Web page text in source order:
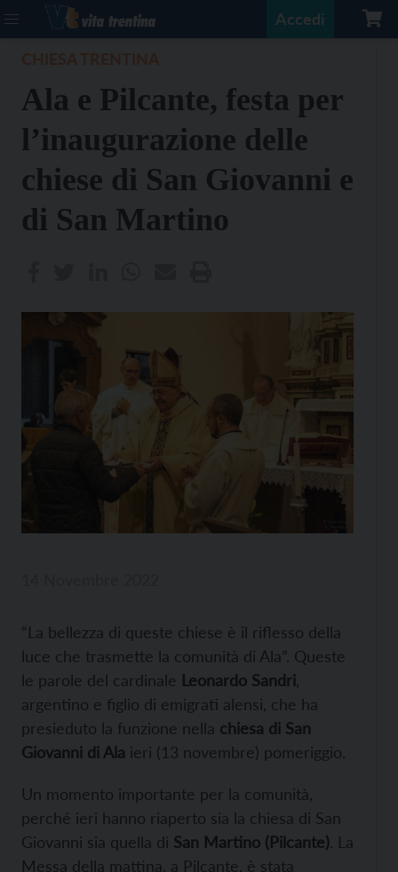
Accedi
Ala e Pilcante, festa per
l’inaugurazione delle
chiese di San Giovanni e
di San Martino
“La bellezza di queste chiese è il riflesso della
luce che trasmette la comunità di Ala”. Queste
le parole del cardinale Leonardo Sandri
argentino e figlio di emigrati alensi, che ha
presieduto la funzione nella chiesa di San
Giovanni di Ala ieri (13 novembre) pomeriggio.
Un momento importante per la comunità,
perché ieri hanno riaperto sia la chiesa di San
Giovanni sia quella di San Martino (Pilcante). La
Messa della mattina, a Pilcante, è stata